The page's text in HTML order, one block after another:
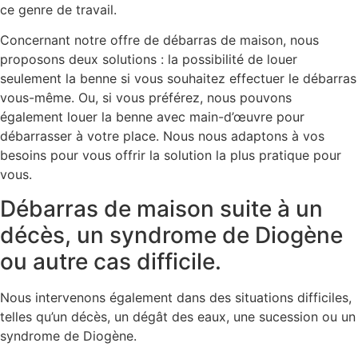
ce genre de travail.
Concernant notre offre de débarras de maison, nous
proposons deux solutions : la possibilité de louer
seulement la benne si vous souhaitez effectuer le débarras
vous-même. Ou, si vous préférez, nous pouvons
également louer la benne avec main-d’œuvre pour
débarrasser à votre place. Nous nous adaptons à vos
besoins pour vous offrir la solution la plus pratique pour
vous.
Débarras de maison suite à un
décès, un syndrome de Diogène
ou autre cas difficile.
Nous intervenons également dans des situations difficiles,
telles qu’un décès, un dégât des eaux, une sucession ou un
syndrome de Diogène.